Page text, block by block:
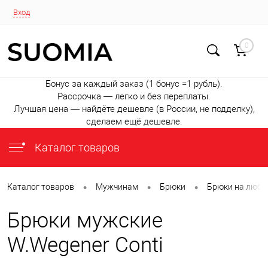
Вход
0
Бонус за каждый заказ (1 бонус =1 рубль).
Рассрочка — легко и без переплаты.
Лучшая цена — найдёте дешевле (в России, не подделку),
сделаем ещё дешевле.
Каталог товаров
Каталог товаров • Мужчинам • Брюки • Брюки на
Брюки мужские
W.Wegener Conti